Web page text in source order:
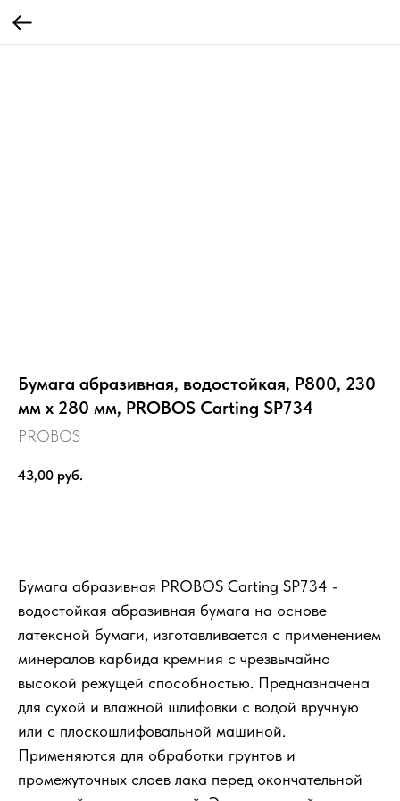
Бумага абразивная, водостойкая, Р800, 230
мм х 280 мм, PROBOS Carting SP734
PROBOS
43,00 руб.
Бумага абразивная PROBOS Carting SP734 -
водостойкая абразивная бумага на основе
латексной бумаги, изготавливается с применением
минералов карбида кремния с чрезвычайно
высокой режущей способностью. Предназначена
для сухой и влажной шлифовки с водой вручную
или с плоскошлифовальной машиной.
Применяются для обработки грунтов и
промежуточных слоев лака перед окончательной